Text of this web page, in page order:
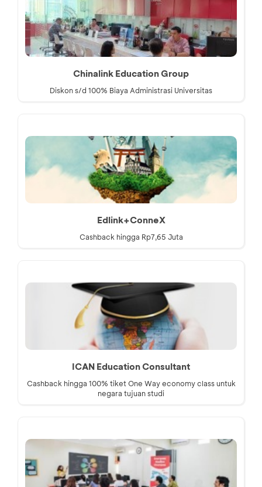
Chinalink Education Group
Diskon s/d 100% Biaya Administrasi Universitas
Edlink+ConneX
Cashback hingga Rp7,65 Juta
ICAN Education Consultant
Cashback hingga 100% tiket One Way economy class untuk
negara tujuan studi